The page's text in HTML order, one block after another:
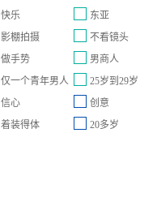
快乐
东亚
影棚拍摄
不看镜头
做手势
男商人
仅一个青年男人
25岁到29岁
信心
创意
着装得体 20多岁